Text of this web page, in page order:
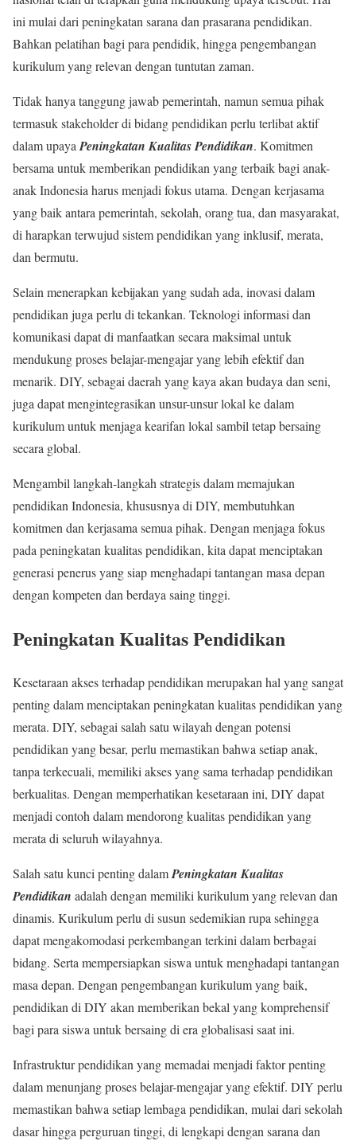
ini mulai dari peningkatan sarana dan prasarana pendidikan.
Bahkan pelatihan bagi para pendidik, hingga pengembangan
kurikulum yang relevan dengan tuntutan zaman.
Tidak hanya tanggung jawab pemerintah, namun semua pihak
termasuk stakeholder di bidang pendidikan perlu terlibat aktif
dalam upaya Peningkatan Kualitas Pendidikan. Komitmen
bersama untuk memberikan pendidikan yang terbaik bagi anak-
anak Indonesia harus menjadi fokus utama. Dengan kerjasama
yang baik antara pemerintah, sekolah, orang tua, dan masyarakat,
di harapkan terwujud sistem pendidikan yang inklusif, merata,
dan bermutu.
Selain menerapkan kebijakan yang sudah ada, inovasi dalam
pendidikan juga perlu di tekankan. Teknologi informasi dan
komunikasi dapat di manfaatkan secara maksimal untuk
mendukung proses belajar-mengajar yang lebih efektif dan
menarik. DIY, sebagai daerah yang kaya akan budaya dan seni,
juga dapat mengintegrasikan unsur-unsur lokal ke dalam
kurikulum untuk menjaga kearifan lokal sambil tetap bersaing
secara global.
Mengambil langkah-langkah strategis dalam memajukan
pendidikan Indonesia, khususnya di DIY, membutuhkan
komitmen dan kerjasama semua pihak. Dengan menjaga fokus
pada peningkatan kualitas pendidikan, kita dapat menciptakan
generasi penerus yang siap menghadapi tantangan masa depan
dengan kompeten dan berdaya saing tinggi.
Peningkatan Kualitas Pendidikan
Kesetaraan akses terhadap pendidikan merupakan hal yang sangat
penting dalam menciptakan peningkatan kualitas pendidikan yang
merata. DIY, sebagai salah satu wilayah dengan potensi
pendidikan yang besar, perlu memastikan bahwa setiap anak,
tanpa terkecuali, memiliki akses yang sama terhadap pendidikan
berkualitas. Dengan memperhatikan kesetaraan ini, DIY dapat
menjadi contoh dalam mendorong kualitas pendidikan yang
merata di seluruh wilayahnya.
Salah satu kunci penting dalamPeningkatan Kualitas
Pendidikan adalah dengan memiliki kurikulum yang relevan dan
dinamis. Kurikulum perlu di susun sedemikian rupa sehingga
dapat mengakomodasi perkembangan terkini dalam berbagai
bidang. Serta mempersiapkan siswa untuk menghadapi tantangan
masa depan. Dengan pengembangan kurikulum yang baik,
pendidikan di DIY akan memberikan bekal yang komprehensif
bagi para siswa untuk bersaing di era globalisasi saat ini.
Infrastruktur pendidikan yang memadai menjadi faktor penting
dalam menunjang proses belajar-mengajar yang efektif. DIY perlu
memastikan bahwa setiap lembaga pendidikan, mulai dari sekolah
dasar hingga perguruan tinggi, di lengkapi dengan sarana dan